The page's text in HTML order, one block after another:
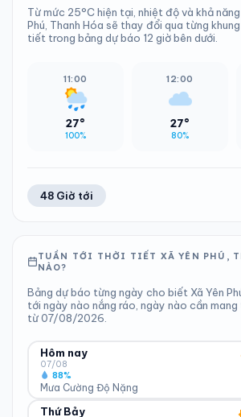
Từ mức 25°C hiện tại, nhiệt độ và khả
Phú, Thanh Hóa sẽ thay đổi qua từng
tiết trong bảng dự báo 12 giờ bên dưới.
11:00
27°
100%
12:00
27°
80%
48 Giờ tới
TUẦN TỚI THỜI TIẾT XÃ YÊN PHÚ,
NÀO?
Bảng dự báo từng ngày cho biết Xã Yên
tới ngày nào nắng ráo, ngày nào cần
từ 07/08/2026.
Hôm nay
07/08
Mưa Cường Độ Nặng
88%
ĐỘ ẨM
Thứ Bảy